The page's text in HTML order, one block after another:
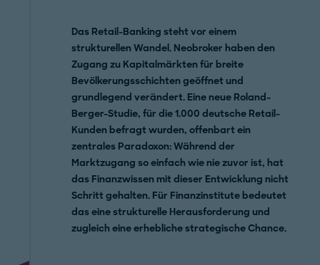
Das Retail-Banking steht vor einem
strukturellen Wandel. Neobroker haben den
Zugang zu Kapitalmärkten für breite
Bevölkerungsschichten geöffnet und
grundlegend verändert. Eine neue Roland-
Berger-Studie, für die 1.000 deutsche Retail-
Kunden befragt wurden, offenbart ein
zentrales Paradoxon: Während der
Marktzugang so einfach wie nie zuvor ist, hat
das Finanzwissen mit dieser Entwicklung nicht
Schritt gehalten. Für Finanzinstitute bedeutet
das eine strukturelle Herausforderung und
zugleich eine erhebliche strategische Chance.